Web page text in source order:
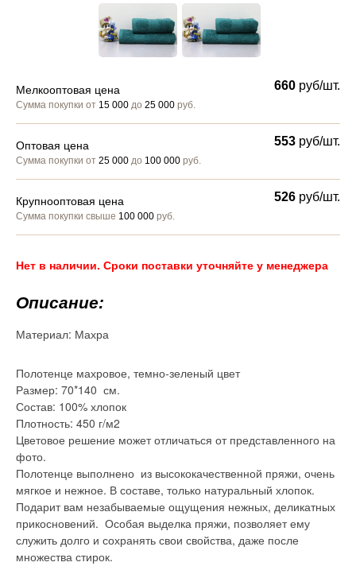
Мелкооптовая цена
Сумма покупки от 15 000 до 25 000 руб.
660 руб/шт.
Оптовая цена
Сумма покупки от 25 000 до 100 000 руб.
553 руб/шт.
Крупнооптовая цена
Сумма покупки свыше 100 000 руб.
526 руб/шт.
Нет в наличии. Сроки поставки уточняйте у менеджера
Описание:
Материал: Махра
Полотенце махровое, темно-зеленый цвет
Размер: 70*140 см.
Состав: 100% хлопок
Плотность: 450 г/м2
Цветовое решение может отличаться от представленного на
фото.
Полотенце выполнено из высококачественной пряжи, очень
мягкое и нежное. В составе, только натуральный хлопок.
Подарит вам незабываемые ощущения нежных, деликатных
прикосновений. Особая выделка пряжи, позволяет ему
служить долго и сохранять свои свойства, даже после
множества стирок.